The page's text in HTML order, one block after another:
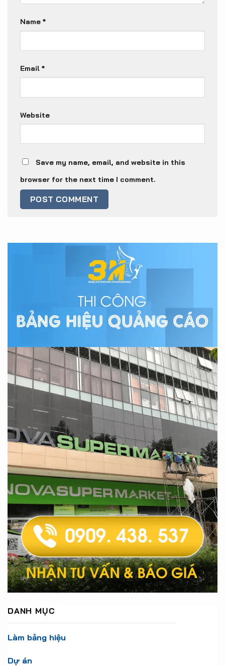
Name *
Email *
Website
Save my name, email, and website in this
browser for the next time I comment.
DANH MỤC
Làm bảng hiệu
Dự án